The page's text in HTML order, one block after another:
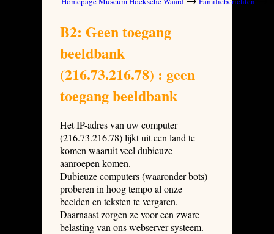
B2: Geen toegang
beeldbank
(216.73.216.78) : geen
toegang beeldbank
Het IP-adres van uw computer
(216.73.216.78) lijkt uit een land te
komen waaruit veel dubieuze
aanroepen komen.
Dubieuze computers (waaronder bots)
proberen in hoog tempo al onze
beelden en teksten te vergaren.
Daarnaast zorgen ze voor een zware
belasting van ons webserver systeem.